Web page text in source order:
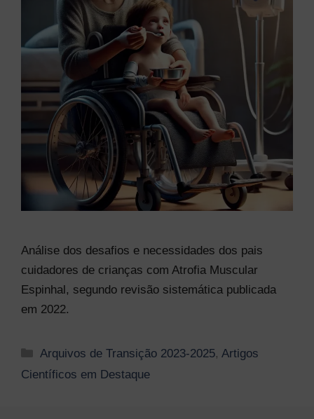
Análise dos desafios e necessidades dos pais
cuidadores de crianças com Atrofia Muscular
Espinhal, segundo revisão sistemática publicada
em 2022.
Categorias
Arquivos de Transição 2023-2025,Artigos
Científicos em Destaque